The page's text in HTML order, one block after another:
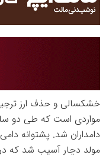
خشکسالی و حذف ارز
مواردی است که طی دو
دامداران شد. پشتوانه
مولد دچار آسیب شد که